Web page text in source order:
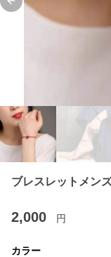
Previous slide
ブレスレットメン
2,000 円
カラー